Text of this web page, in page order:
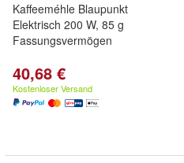
Kaffeeméhle Blaupunkt
Elektrisch 200 W, 85 g
Fassungsvermögen
40,68 €
Kostenloser Versand